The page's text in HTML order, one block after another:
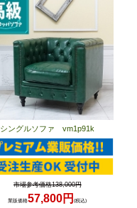
シングルソファ vm1p91k
市場参考価格138,000円
業販価格57,800円(税込)